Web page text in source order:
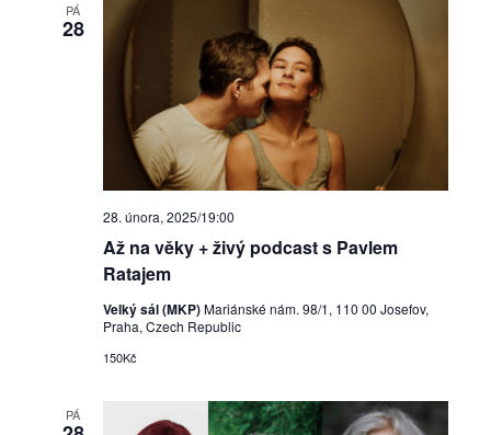
PÁ
28
Až na věky + živý podcast s Pavlem
Ratajem
28. února, 2025/19:00
Velký sál (MKP)Mariánské nám. 98/1, 110 00 Josefov,
Praha, Czech Republic
150Kč
PÁ